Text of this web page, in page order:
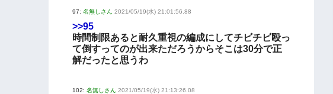
97: 名無しさん 2021/05/19(水) 21:01:56.88
>>95
時間制限あると耐久重視の編成にしてチビチビ殴っ
て倒すってのが出来ただろうからそこは30分で正
解だったと思うわ
102: 名無しさん 2021/05/19(水) 21:13:26.08